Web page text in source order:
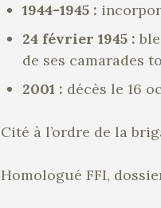
1944-1945 :
24 février 1945 :
de ses camarades
2001 : décès le 16
Cité à l’ordre de la
Homologué FFI,